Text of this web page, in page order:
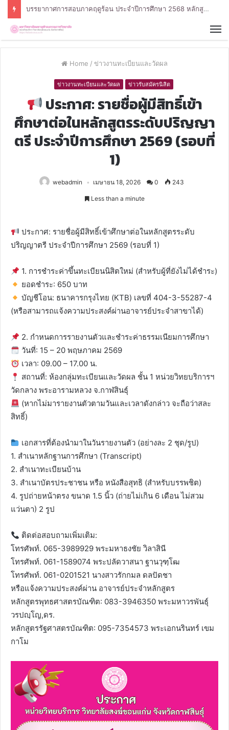
บรรยากาศการสอบภาคฤดูร้อน ประจำปีการศึกษา 2568 หลักสูตรรัฐศาสตรบัณฑิต สาขาวิชารัฐศาสตร์
Home / ข่าวงานทะเบียนและวัดผล
ข่าวงานทะเบียนและวัดผล ข่าวรับสมัครนิสิต
ประกาศ: รายชื่อผู้มีสิทธิ์เข้า
ศึกษาต่อในหลักสูตรระดับปริญญา
ตรี ประจำปีการศึกษา 2569 (รอบที่
1)
webadmin เมษายน 18, 2026 0 243
Less than a minute
ประกาศ: รายชื่อผู้มีสิทธิ์เข้าศึกษาต่อในหลักสูตรระดับ
ปริญญาตรี ประจำปีการศึกษา 2569 (รอบที่ 1)
1. การชำระค่าขึ้นทะเบียนนิสิตใหม่ (สำหรับผู้ที่ยังไม่ได้ชำระ)
ยอดชำระ: 650 บาท
บัญชีโอน: ธนาคารกรุงไทย (KTB) เลขที่ 404-3-55287-4
(หรือสามารถแจ้งความประสงค์ผ่านอาจารย์ประจำสาขาได้)
2. กำหนดการรายงานตัวและชำระค่าธรรมเนียมการศึกษา
วันที่: 15 – 20 พฤษภาคม 2569
เวลา: 09.00 – 17.00 น.
สถานที่: ห้องกลุ่มทะเบียนและวัดผล ชั้น 1 หน่วยวิทยบริการฯ
วัดกลาง พระอารามหลวง จ.กาฬสินธุ์
(หากไม่มารายงานตัวตามวันและเวลาดังกล่าว จะถือว่าสละ
สิทธิ์)
เอกสารที่ต้องนำมาในวันรายงานตัว (อย่างละ 2 ชุด/รูป)
1. สำเนาหลักฐานการศึกษา (Transcript)
2. สำเนาทะเบียนบ้าน
3. สำเนาบัตรประชาชน หรือ หนังสือสุทธิ (สำหรับบรรพชิต)
4. รูปถ่ายหน้าตรง ขนาด 1.5 นิ้ว (ถ่ายไม่เกิน 6 เดือน ไม่สวม
แว่นตา) 2 รูป
ติดต่อสอบถามเพิ่มเติม:
โทรศัพท์. 065-3989929 พระมหาธงชัย วิลาสินี
โทรศัพท์. 061-1589074 พระปลัดวาสนา ฐานวุฑฺโฒ
โทรศัพท์. 061-0201521 นางสาวรักกมล ดลปัดชา
หรือแจ้งความประสงค์ผ่าน อาจารย์ประจำหลักสูตร
หลักสูตรพุทธศาสตรบัณฑิต: 083-3946350 พระมหาวรพันธุ์
วรปญฺโญ,ดร.
หลักสูตรรัฐศาสตรบัณฑิต: 095-7354573 พระเอกนรินทร์ เขม
กาโม